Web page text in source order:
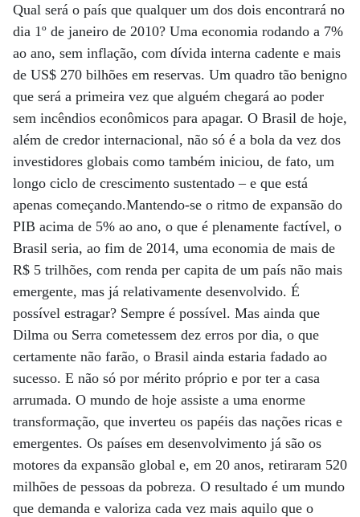
Qual será o país que qualquer um dos dois encontrará no
dia 1º de janeiro de 2010? Uma economia rodando a 7%
ao ano, sem inflação, com dívida interna cadente e mais
de US$ 270 bilhões em reservas. Um quadro tão benigno
que será a primeira vez que alguém chegará ao poder
sem incêndios econômicos para apagar. O Brasil de hoje,
além de credor internacional, não só é a bola da vez dos
investidores globais como também iniciou, de fato, um
longo ciclo de crescimento sustentado – e que está
apenas começando.Mantendo-se o ritmo de expansão do
PIB acima de 5% ao ano, o que é plenamente factível, o
Brasil seria, ao fim de 2014, uma economia de mais de
R$ 5 trilhões, com renda per capita de um país não mais
emergente, mas já relativamente desenvolvido. É
possível estragar? Sempre é possível. Mas ainda que
Dilma ou Serra cometessem dez erros por dia, o que
certamente não farão, o Brasil ainda estaria fadado ao
sucesso. E não só por mérito próprio e por ter a casa
arrumada. O mundo de hoje assiste a uma enorme
transformação, que inverteu os papéis das nações ricas e
emergentes. Os países em desenvolvimento já são os
motores da expansão global e, em 20 anos, retiraram 520
milhões de pessoas da pobreza. O resultado é um mundo
que demanda e valoriza cada vez mais aquilo que o